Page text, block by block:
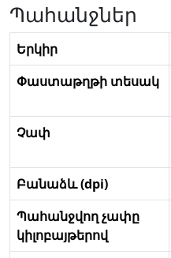
Պահանջներ
Երկիր
Փաստաթղթի տեսակ
Չափ
Բանաձև (dpi)
Պահանջվող չափը
կիլոբայթերով